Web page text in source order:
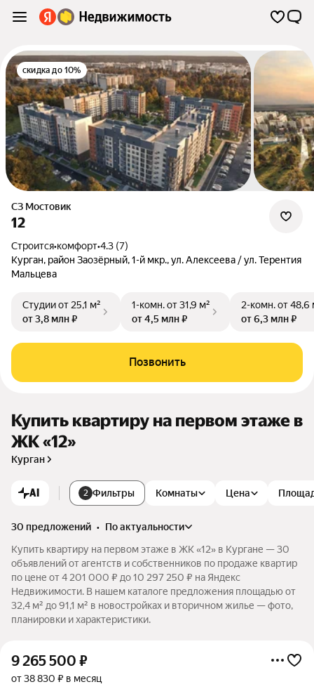
скидка до 10%
СЗ Мостовик
12
Строится•комфорт•4.3 (7)
Курган, район Заозёрный,1-й мкр.,ул. Алексеева / ул. Терентия
Мальцева
Студииот 25,1 м²
от 3,8 млн ₽
1-комн.от 31,9 м²
от 4,5 млн ₽
2-комн.от 48,6
от 6,3 млн ₽
Позвонить
Купить квартиру на первом этаже в
ЖК «12»
Курган
AI 2 Фильтры Комнаты Цена
30 предложений •
по актуальности
Купить квартиру на первом этаже в ЖК «12» в Кургане — 30
объявлений от агентств и собственников по продаже квартир
по цене от 4 201 000 ₽ до 10 297 250 ₽ на Яндекс
Недвижимости. В нашем каталоге предложения площадью от
32,4 м² до 91,1 м² в новостройках и вторичном жилье — фото,
планировки и характеристики.
9 265 500 ₽
от 38 830 ₽ в месяц